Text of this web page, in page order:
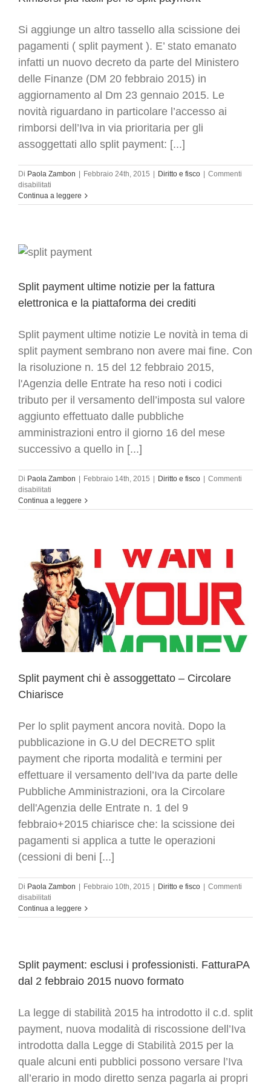
Si aggiunge un altro tassello alla scissione dei
pagamenti ( split payment ). E’ stato emanato
infatti un nuovo decreto da parte del Ministero
delle Finanze (DM 20 febbraio 2015) in
aggiornamento al Dm 23 gennaio 2015. Le
novità riguardano in particolare l’accesso ai
rimborsi dell’Iva in via prioritaria per gli
assoggettati allo split payment: [...]
Di Paola Zambon Febbraio 24th, 2015 Diritto e fisco
Commenti
disabilitati
Rimborsi
più
split
payment
Continua a leggere
Split payment ultime notizie per la fattura
elettronica e la piattaforma dei crediti
Split payment ultime notizie Le novità in tema di
split payment sembrano non avere mai fine. Con
la risoluzione n. 15 del 12 febbraio 2015,
l'Agenzia delle Entrate ha reso noti i codici
tributo per il versamento dell’imposta sul valore
aggiunto effettuato dalle pubbliche
amministrazioni entro il giorno 16 del mese
successivo a quello in [...]
Di Paola Zambon Febbraio 14th, 2015 Diritto e fisco
Commenti
disabilitati
Split
payment
la
fattura
elettronica
e
la
piattaforma
dei
crediti
Continua a leggere
Split payment chi è assoggettato – Circolare
Chiarisce
Per lo split payment ancora novità. Dopo la
pubblicazione in G.U del DECRETO split
payment che riporta modalità e termini per
effettuare il versamento dell’Iva da parte delle
Pubbliche Amministrazioni, ora la Circolare
dell'Agenzia delle Entrate n. 1 del 9
febbraio+2015 chiarisce che: la scissione dei
pagamenti si applica a tutte le operazioni
(cessioni di beni [...]
Di Paola Zambon Febbraio 10th, 2015 Diritto e fisco
Commenti
disabilitati
Split
payment
–
Circolare
Chiarisce
Continua a leggere
Split payment: esclusi i professionisti. FatturaPA
dal 2 febbraio 2015 nuovo formato
La legge di stabilità 2015 ha introdotto il c.d. split
payment, nuova modalità di riscossione dell’Iva
introdotta dalla Legge di Stabilità 2015 per la
quale alcuni enti pubblici possono versare l’Iva
all’erario in modo diretto senza pagarla ai propri